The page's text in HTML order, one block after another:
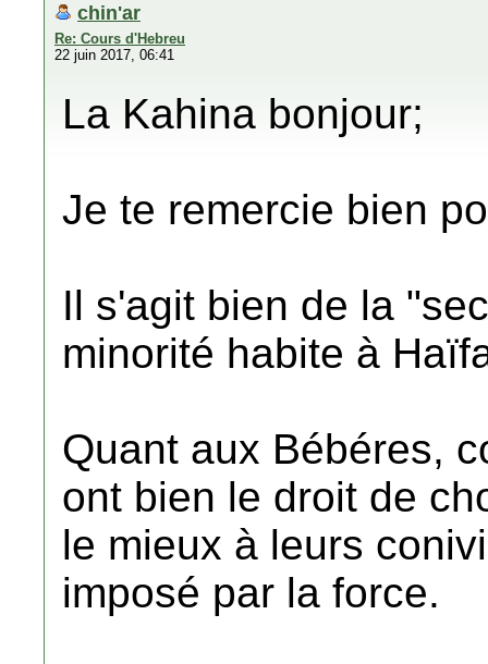
chin'ar
Re: Cours d'Hebreu
22 juin 2017, 06:41
La Kahina bonjour;
Je te remercie bien
Il s'agit bien de la
minorité habite à
Quant aux Bébéres,
ont bien le droit de
le mieux à leurs
imposé par la force.